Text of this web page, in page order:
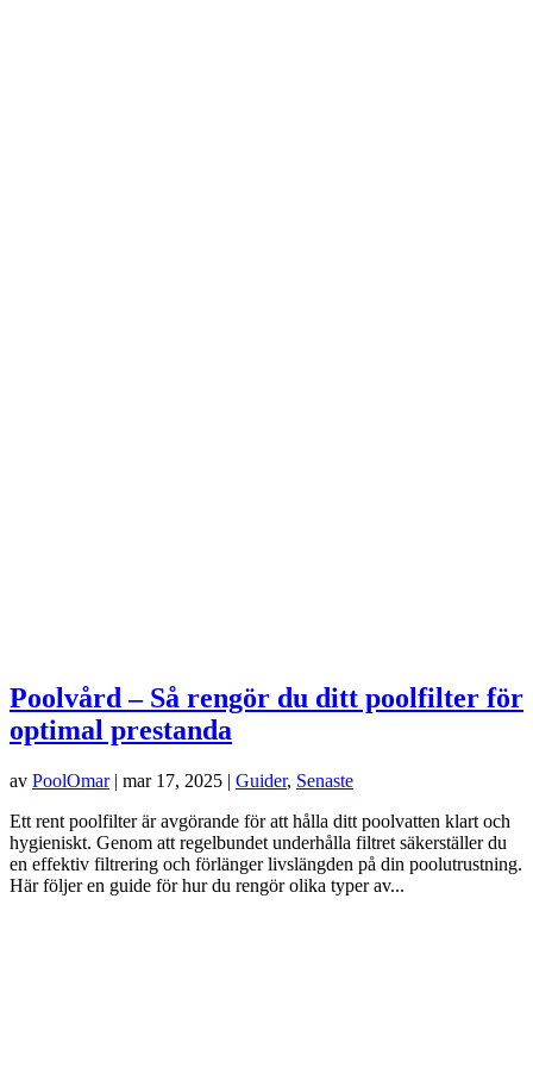
Poolvård – Så rengör du ditt poolfilter för
optimal prestanda
av PoolOmar| mar 17, 2025 | Guider, Senaste
Ett rent poolfilter är avgörande för att hålla ditt poolvatten klart och
hygieniskt. Genom att regelbundet underhålla filtret säkerställer du
en effektiv filtrering och förlänger livslängden på din poolutrustning.
Här följer en guide för hur du rengör olika typer av...